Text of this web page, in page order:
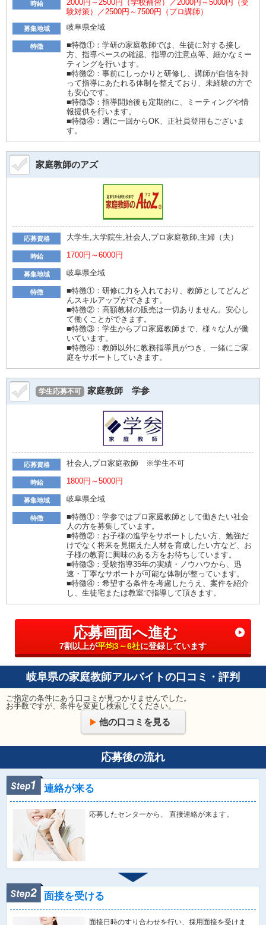
時給
2000円～2500円（学校補習）／2000円～5000円（受
験対策）／2500円～7500円（プロ講師）
募集地域 岐阜県全域
特徴
■特徴①：学研の家庭教師では、生徒に対する接し
方、指導ペースの確認、指導の注意点等、細かなミー
ティングを行います。
■特徴②：事前にしっかりと研修し、講師が自信を持
って指導にあたれる体制を整えており、未経験の方で
も安心です。
■特徴③：指導開始後も定期的に、ミーティングや情
報提供を行います。
■特徴④：週に一回からOK、正社員登用もございま
す。
家庭教師のアズ
応募資格 大学生,大学院生,社会人,プロ家庭教師,主婦（夫）
時給 1700円～6000円
募集地域 岐阜県全域
特徴
■特徴①：研修に力を入れており、教師としてどんど
んスキルアップができます。
■特徴②：高額教材の販売は一切ありません。安心し
て働くことができます。
■特徴③：学生からプロ家庭教師まで、様々な人が働
いています。
■特徴④：教師以外に教務指導員がつき、一緒にご家
庭をサポートしていきます。
学生応募不可 家庭教師 学参
応募資格 社会人,プロ家庭教師 ※学生不可
時給 1800円～5000円
募集地域 岐阜県全域
特徴
■特徴①：学参ではプロ家庭教師として働きたい社会
人の方を募集しています。
■特徴②：お子様の進学をサポートしたい方、勉強だ
けでなく将来を見据えた人材を育成したい方など、お
子様の教育に興味のある方をお待ちしています。
■特徴③：受験指導35年の実績・ノウハウから、迅
速・丁寧なサポートが可能な体制が整っています。
■特徴④：希望する条件を考慮したうえ、案件を紹介
し、生徒宅または教室で指導して頂きます。
応募画面へ進む
7割以上が平均3～6社に登録しています
岐阜県の家庭教師アルバイトの口コミ・評判
ご指定の条件にあう口コミが見つかりませんでした。
お手数ですが、条件を変更し検索してください。
他の口コミを見る
応募後の流れ
連絡が来る
応募したセンターから、 直接連絡が来ます。
面接を受ける
面接日時のすり合わせを行い、採用面接を受けま